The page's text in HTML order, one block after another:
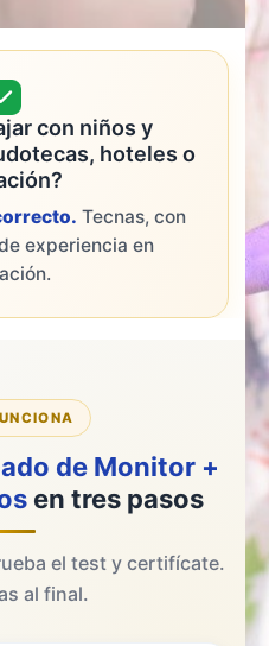
con niños y
hoteles o
Tecnas, con
experiencia en
de Monitor +
en tres pasos
el test y certifícate.
al final.